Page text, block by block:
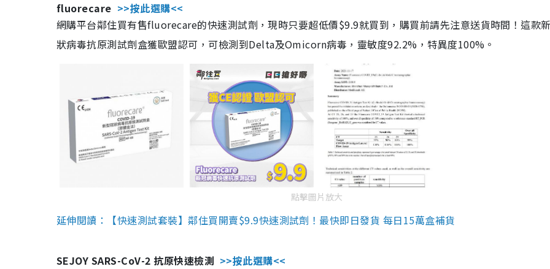
fluorecare >>按此選購<<
網購平台鄰住買有售fluorecare的快速測試劑，現時只要超低價$9.9就買到，購買前請先注意送貨時間！這款
狀病毒抗原測試劑盒獲歐盟認可，可檢測到Delta及Omicorn病毒，靈敏度92.2%，特異度100%。
點擊圖片放大
延伸閱讀：【快速測試套裝】鄰住買開賣$9.9快速測試劑！最快即日發貨 每日15萬盒補貨
SEJOY SARS-CoV-2 抗原快速檢測 >>按此選購<<